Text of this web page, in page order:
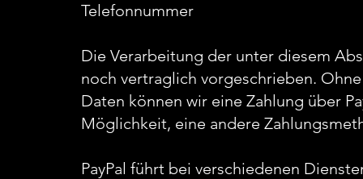
Telefonnummer
Die Verarbeitung der unter diesem
noch vertraglich vorgeschrieben.
Daten können wir eine Zahlung über
Möglichkeit, eine andere
PayPal führt bei verschiedenen